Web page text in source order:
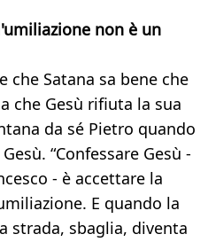
non è un
che Satana sa bene che
che Gesù rifiuta la sua
da sé Pietro quando
“Confessare Gesù -
- è accettare la
E quando la
strada, sbaglia, diventa